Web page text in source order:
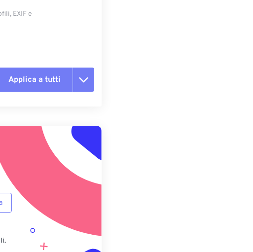
EXIF ​​e
Applica a tutti
da preimpostazione
come predefinito